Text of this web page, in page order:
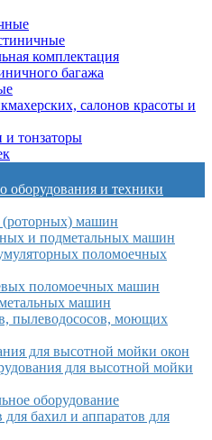
комплектация
багажа
салонов красоты и
и тонзаторы
оборудования и техники
(роторных) машин
и подметальных машин
поломоечных
поломоечных машин
машин
пылеводососов, моющих
для высотной мойки окон
для высотной мойки
оборудование
для бахил и аппаратов для